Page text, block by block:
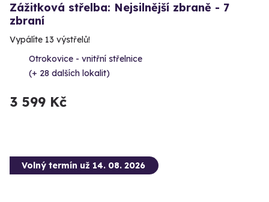
Zážitková střelba: Nejsilnější zbraně - 7
zbraní
Vypálíte 13 výstřelů!
Otrokovice - vnitřní střelnice
(+ 28 dalších lokalit)
3 599 Kč
Volný termín už 14. 08. 2026